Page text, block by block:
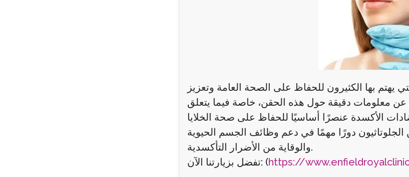
يهتم بها الكثيرون للحفاظ على الصحة العامة وتعزيز
معلومات دقيقة حول هذه الحقن، خاصة فيما يتعلق
الأكسدة عنصرًا أساسيًا للحفاظ على صحة الخلايا
الجلوتاثيون دورًا مهمًا في دعم وظائف الجسم الحيوية
والوقاية من الأضرار التأكسدية.
تفضل بزيارتنا الآن: (https://